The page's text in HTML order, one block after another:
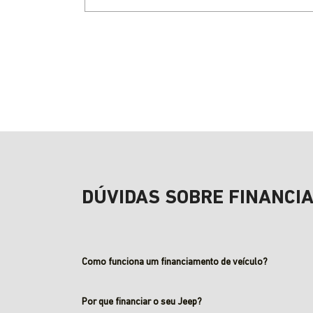
DÚVIDAS SOBRE
Como funciona um financiamento de veículo?
Por que financiar o seu Jeep?